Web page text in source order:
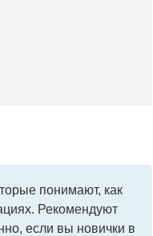
понимают, как
Рекомендуют
если вы новички в